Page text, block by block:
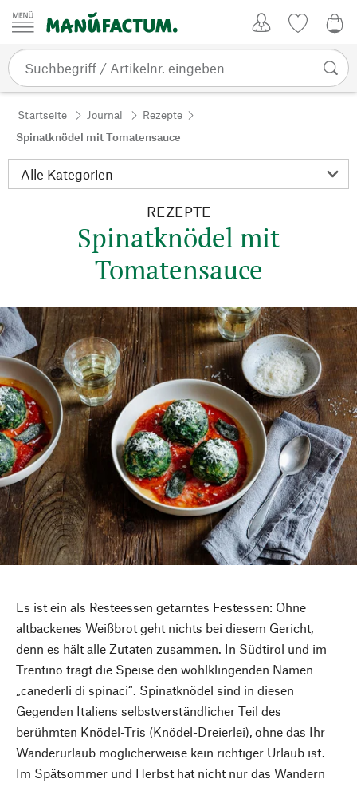
Zum Inhalt springen
Startseite Journal
Rezepte
Spinatknödel mit Tomatensauce
REZEPTE
Spinatknödel mit
Tomatensauce
Es ist ein als Resteessen getarntes Festessen: Ohne
altbackenes Weißbrot geht nichts bei diesem Gericht,
denn es hält alle Zutaten zusammen. In Südtirol und im
Trentino trägt die Speise den wohlklingenden Namen
„canederli di spinaci“. Spinatknödel sind in diesen
Gegenden Italiens selbstverständlicher Teil des
berühmten Knödel-Tris (Knödel-Dreierlei), ohne das Ihr
Wanderurlaub möglicherweise kein richtiger Urlaub ist.
Im Spätsommer und Herbst hat nicht nur das Wandern